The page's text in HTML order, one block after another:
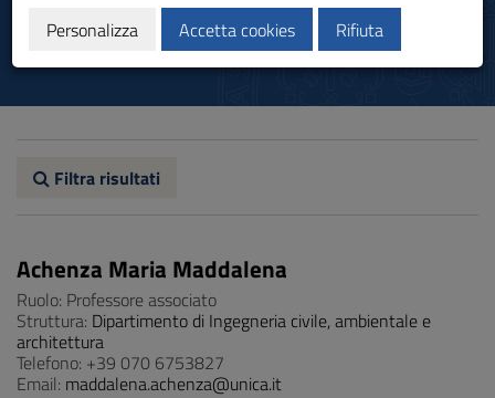
navigazione
sito
FooterFiltra risultati
Achenza Maria Maddalena
Ruolo: Professore associato
Struttura: Dipartimento di Ingegneria civile, ambientale e
architettura
Telefono: +39 070 6753827
Email: maddalena.achenza@unica.it
Personalizza Accetta cookies Rifiuta